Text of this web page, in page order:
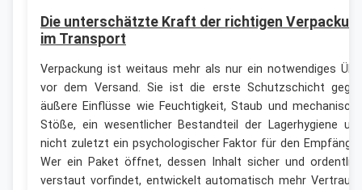
Die unterschätzte Kraft der richtigen
im Transport
Verpackung ist weitaus mehr als nur ein notwendiges
vor dem Versand. Sie ist die erste Schutzschicht
äußere Einflüsse wie Feuchtigkeit, Staub und
Stöße, ein wesentlicher Bestandteil der Lagerhygiene
nicht zuletzt ein psychologischer Faktor für den
Wer ein Paket öffnet, dessen Inhalt sicher und
verstaut vorfindet, entwickelt automatisch mehr